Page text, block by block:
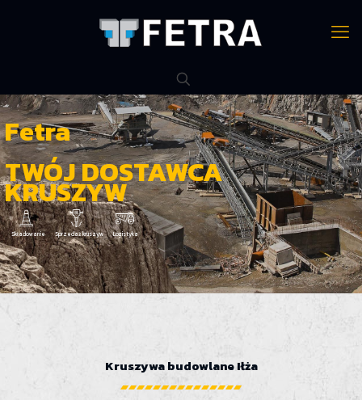
Fetra
TWÓJ DOSTAWCA
KRUSZYW
Składowanie Sprzedaż kruszyw Logistyka
Kruszywa budowlane Iłża